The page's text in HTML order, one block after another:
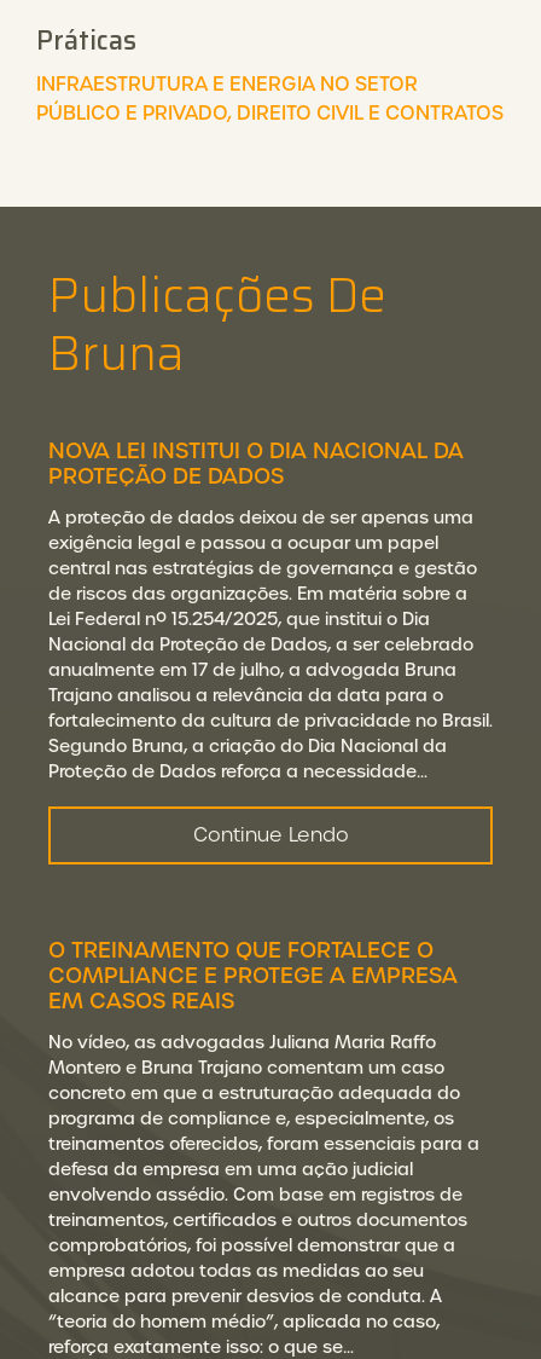
Práticas
INFRAESTRUTURA E ENERGIA NO SETOR
PÚBLICO E PRIVADO, DIREITO CIVIL E CONTRATOS
Publicações De
Bruna
NOVA LEI INSTITUI O DIA NACIONAL DA
PROTEÇÃO DE DADOS
A proteção de dados deixou de ser apenas uma
exigência legal e passou a ocupar um papel
central nas estratégias de governança e gestão
de riscos das organizações. Em matéria sobre a
Lei Federal nº 15.254/2025, que institui o Dia
Nacional da Proteção de Dados, a ser celebrado
anualmente em 17 de julho, a advogada Bruna
Trajano analisou a relevância da data para o
fortalecimento da cultura de privacidade no Brasil.
Segundo Bruna, a criação do Dia Nacional da
Proteção de Dados reforça a necessidade…
Continue Lendo
O TREINAMENTO QUE FORTALECE O
COMPLIANCE E PROTEGE A EMPRESA
EM CASOS REAIS
No vídeo, as advogadas Juliana Maria Raffo
Montero e Bruna Trajano comentam um caso
concreto em que a estruturação adequada do
programa de compliance e, especialmente, os
treinamentos oferecidos, foram essenciais para a
defesa da empresa em uma ação judicial
envolvendo assédio. Com base em registros de
treinamentos, certificados e outros documentos
comprobatórios, foi possível demonstrar que a
empresa adotou todas as medidas ao seu
alcance para prevenir desvios de conduta. A
“teoria do homem médio”, aplicada no caso,
reforça exatamente isso: o que se…